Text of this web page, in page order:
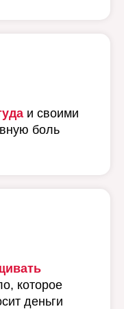
и своими
боль
которое
деньги